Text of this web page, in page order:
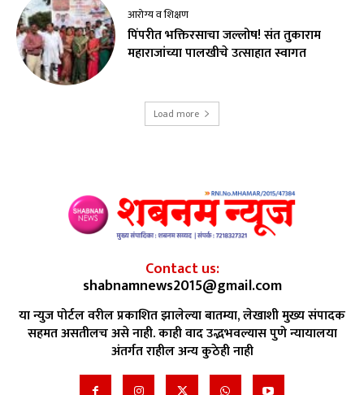
आरोग्य व शिक्षण
पिंपरीत भक्तिरसाचा जल्लोष! संत तुकाराम
महाराजांच्या पालखीचे उत्साहात स्वागत
Load more
Contact us:
shabnamnews2015@gmail.com
या न्युज पोर्टल वरील प्रकाशित झालेल्या बातम्या, लेखाशी मुख्य संपादक
सहमत असतीलच असे नाही. काही वाद उद्भभवल्यास पुणे न्यायालया
अंतर्गत राहील अन्य कुठेही नाही